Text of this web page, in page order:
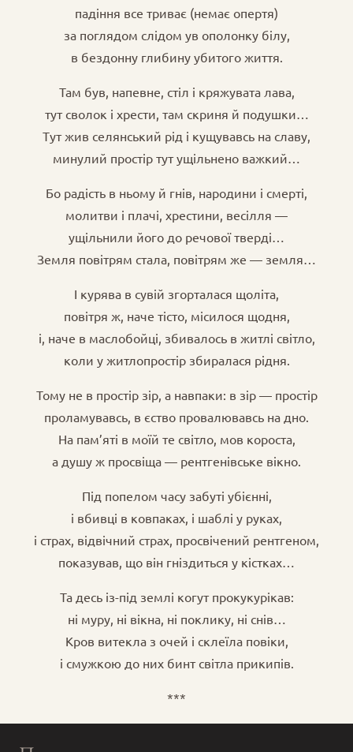
падіння все триває (немає опертя)
за поглядом слідом ув ополонку білу,
в бездонну глибину убитого життя.
Там був, напевне, стіл і кряжувата лава,
тут сволок і хрести, там скриня й подушки…
Тут жив селянський рід і кущувавсь на славу,
минулий простір тут ущільнено важкий…
Бо радість в ньому й гнів, народини і смерті,
молитви і плачі, хрестини, весілля —
ущільнили його до речової тверді…
Земля повітрям стала, повітрям же — земля…
І курява в сувій згорталася щоліта,
повітря ж, наче тісто, місилося щодня,
і, наче в маслобойці, збивалось в житлі світло,
коли у житлопростір збиралася рідня.
Тому не в простір зір, а навпаки: в зір — простір
проламувавсь, в єство провалювавсь на дно.
На пам’яті в моїй те світло, мов короста,
а душу ж просвіща — рентгенівське вікно.
Під попелом часу забуті убієнні,
і вбивці в ковпаках, і шаблі у руках,
і страх, відвічний страх, просвічений рентгеном,
показував, що він гніздиться у кістках…
Та десь із-під землі когут прокукурікав:
ні муру, ні вікна, ні поклику, ні снів…
Кров витекла з очей і склеїла повіки,
і смужкою до них бинт світла прикипів.
***